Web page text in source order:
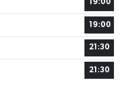
19:00
19:00
21:30
21:30